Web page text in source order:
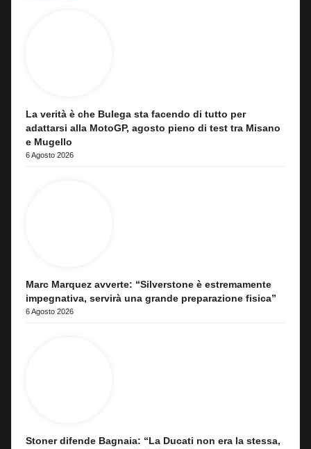
La verità è che Bulega sta facendo di tutto per
adattarsi alla MotoGP, agosto pieno di test tra Misano
e Mugello
6 Agosto 2026
Marc Marquez avverte: “Silverstone è estremamente
impegnativa, servirà una grande preparazione fisica”
6 Agosto 2026
Stoner difende Bagnaia: “La Ducati non era la stessa,